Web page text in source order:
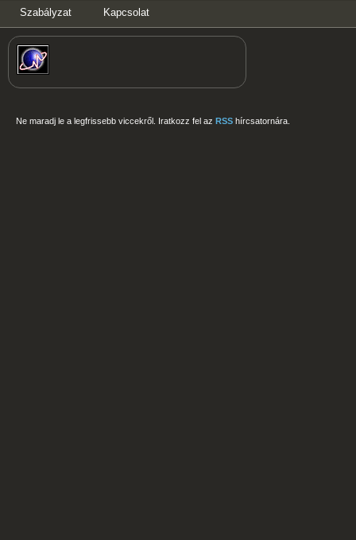
Szabályzat Kapcsolat
Ne maradj le a legfrissebb viccekről. Iratkozz fel az RSS hírcsatornára.